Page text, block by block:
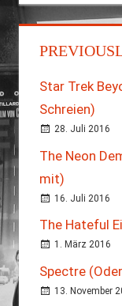
Star Trek
Schreien)
28. Juli 2016
The Neon
mit)
16. Juli 2016
The Hateful
1. März 2016
Spectre
13. November